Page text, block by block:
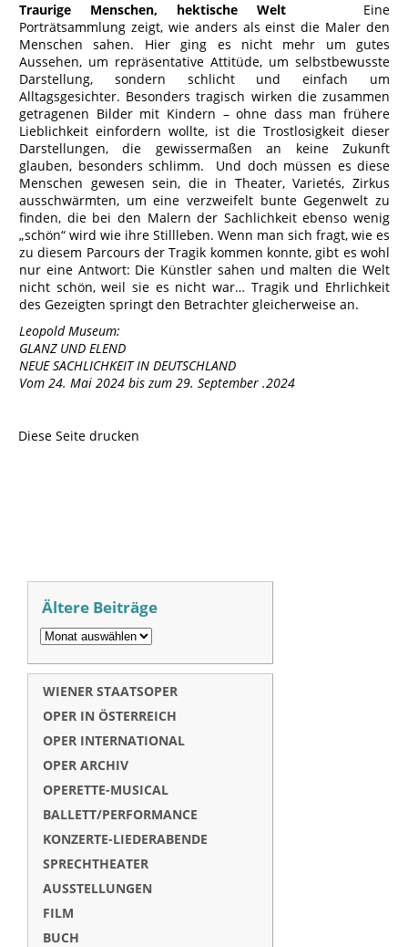
Traurige Menschen, hektische Welt Eine
Porträtsammlung zeigt, wie anders als einst die Maler den
Menschen sahen. Hier ging es nicht mehr um gutes
Aussehen, um repräsentative Attitüde, um selbstbewusste
Darstellung, sondern schlicht und einfach um
Alltagsgesichter. Besonders tragisch wirken die zusammen
getragenen Bilder mit Kindern – ohne dass man frühere
Lieblichkeit einfordern wollte, ist die Trostlosigkeit dieser
Darstellungen, die gewissermaßen an keine Zukunft
glauben, besonders schlimm. Und doch müssen es diese
Menschen gewesen sein, die in Theater, Varietés, Zirkus
ausschwärmten, um eine verzweifelt bunte Gegenwelt zu
finden, die bei den Malern der Sachlichkeit ebenso wenig
„schön“ wird wie ihre Stillleben. Wenn man sich fragt, wie es
zu diesem Parcours der Tragik kommen konnte, gibt es wohl
nur eine Antwort: Die Künstler sahen und malten die Welt
nicht schön, weil sie es nicht war… Tragik und Ehrlichkeit
des Gezeigten springt den Betrachter gleicherweise an.
Leopold Museum:
GLANZ UND ELEND
NEUE SACHLICHKEIT IN DEUTSCHLAND
Vom 24. Mai 2024 bis zum 29. September .2024
Diese Seite drucken
Ältere Beiträge
WIENER STAATSOPER
OPER IN ÖSTERREICH
OPER INTERNATIONAL
OPER ARCHIV
OPERETTE-MUSICAL
BALLETT/PERFORMANCE
KONZERTE-LIEDERABENDE
SPRECHTHEATER
AUSSTELLUNGEN
FILM
BUCH